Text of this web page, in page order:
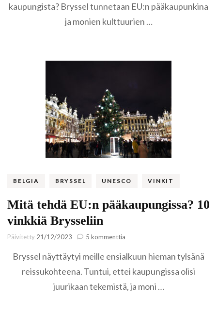
ensikertalaisen
vinkit
kaupungista? Bryssel tunnetaan EU:n pääkaupunkina
ja monien kulttuurien …
BELGIA BRYSSEL UNESCO VINKIT
Mitä tehdä EU:n pääkaupungissa? 10
vinkkiä Brysseliin
Päivitetty 21/12/2023 5 kommenttia
tehdä
pääkaupungissa?
10
Bryssel näyttäytyi meille ensialkuun hieman tylsänä
reissukohteena. Tuntui, ettei kaupungissa olisi
juurikaan tekemistä, ja moni …